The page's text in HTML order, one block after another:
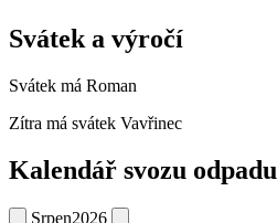
Svátek a výročí
Svátek má Roman
Zítra má svátek Vavřinec
Kalendář svozu odpadu
Srpen2026